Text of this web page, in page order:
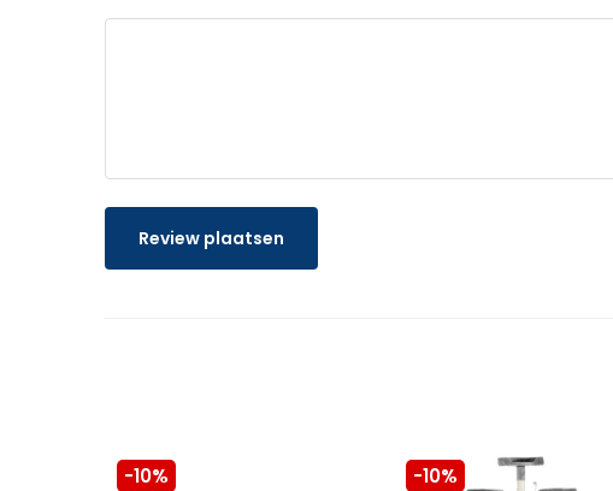
Review plaatsen
-10% -10%